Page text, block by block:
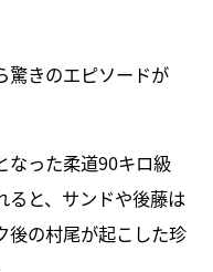
驚きのエピソードが
なった柔道90キロ級
ると、サンドや後藤は
後の村尾が起こした珍